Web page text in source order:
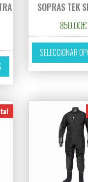
Este producto tiene
SOPRAS TEK
850,00€
SELECCIONAR